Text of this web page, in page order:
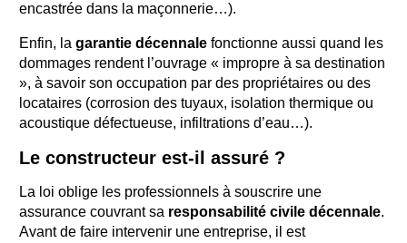
encastrée dans la maçonnerie…).
Enfin, la garantie décennale fonctionne aussi quand les
dommages rendent l’ouvrage « impropre à sa destination
», à savoir son occupation par des propriétaires ou des
locataires (corrosion des tuyaux, isolation thermique ou
acoustique défectueuse, infiltrations d’eau…).
Le constructeur est-il assuré ?
La loi oblige les professionnels à souscrire une
assurance couvrant sa responsabilité civile décennale.
Avant de faire intervenir une entreprise, il est